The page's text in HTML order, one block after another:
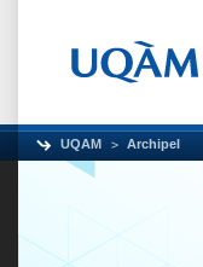
UQAM Archipel